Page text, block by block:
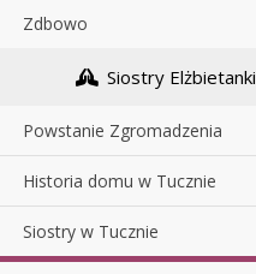
Zdbowo
Siostry Elżbietanki
Powstanie Zgromadzenia
Historia domu w Tucznie
Siostry w Tucznie